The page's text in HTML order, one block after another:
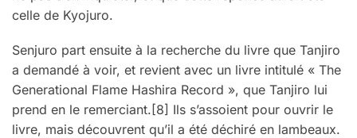
celle de Kyojuro.
Senjuro part ensuite à la recherche du livre que Tanjiro
a demandé à voir, et revient avec un livre intitulé « The
Generational Flame Hashira Record », que Tanjiro lui
prend en le remerciant.[8] Ils s’assoient pour ouvrir le
livre, mais découvrent qu’il a été déchiré en lambeaux.